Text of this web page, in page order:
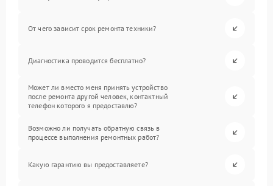
От чего зависит срок ремонта техники?
Диагностика проводится бесплатно?
Может ли вместо меня принять устройство
после ремонта другой человек, контактный
телефон которого я предоставлю?
Возможно ли получать обратную связь в
процессе выполнения ремонтных работ?
Какую гарантию вы предоставляете?